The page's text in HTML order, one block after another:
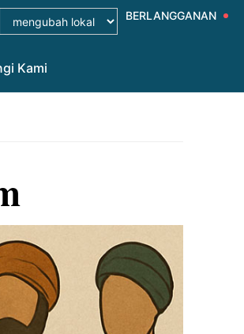
BERLANGGANAN
Kami